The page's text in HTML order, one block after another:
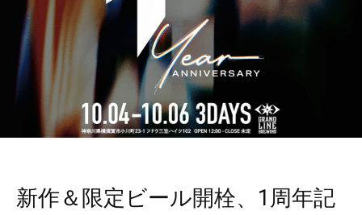
新作＆限定ビール開栓、1周年記